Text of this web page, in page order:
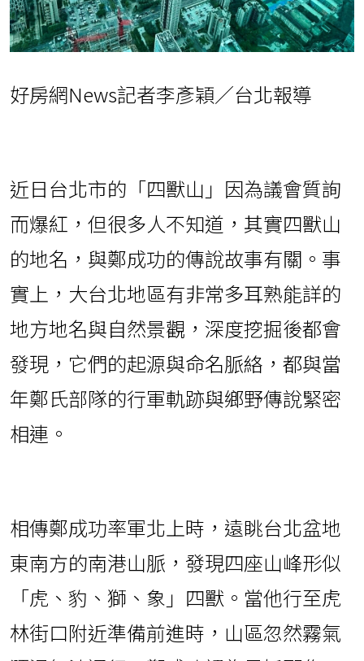
好房網News記者李彥穎／台北報導
近日台北市的「四獸山」因為議會質詢
而爆紅，但很多人不知道，其實四獸山
的地名，與鄭成功的傳說故事有關。事
實上，大台北地區有非常多耳熟能詳的
地方地名與自然景觀，深度挖掘後都會
發現，它們的起源與命名脈絡，都與當
年鄭氏部隊的行軍軌跡與鄉野傳說緊密
相連。
相傳鄭成功率軍北上時，遠眺台北盆地
東南方的南港山脈，發現四座山峰形似
「虎、豹、獅、象」四獸。當他行至虎
林街口附近準備前進時，山區忽然霧氣